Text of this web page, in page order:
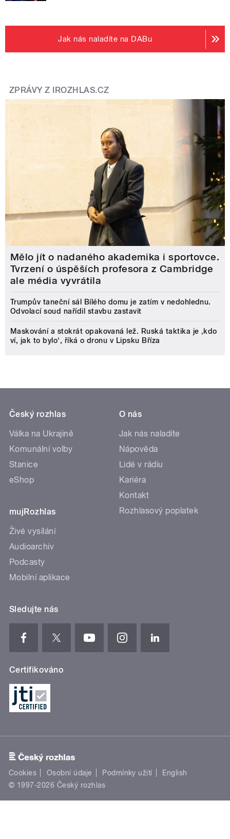
Jak nás naladíte na DABu
ZPRÁVY Z IROZHLAS.CZ
Mělo jít o nadaného akademika i sportovce.
Tvrzení o úspěších profesora z Cambridge
ale média vyvrátila
Trumpův taneční sál Bílého domu je zatím v nedohlednu.
Odvolací soud nařídil stavbu zastavit
Maskování a stokrát opakovaná lež. Ruská taktika je ‚kdo
ví, jak to bylo‘, říká o dronu v Lipsku Bříza
Český rozhlas
Válka na Ukrajině
Komunální volby
Stanice
eShop
mujRozhlas
Živé vysílání
Audioarchiv
Podcasty
Mobilní aplikace
O nás
Jak nás naladíte
Nápověda
Lidé v rádiu
Kariéra
Kontakt
Rozhlasový poplatek
Sledujte nás
Certifikováno
Cookies Osobní údaje Podmínky užití
English
© 1997-2026 Český rozhlas